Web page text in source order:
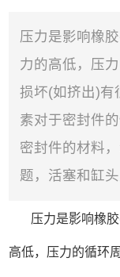
压力是影响橡
力的高低，压
损坏(如挤出)有
素对于密封件
密封件的材料
题，活塞和缸
压力是影响橡胶
高低，压力的循环